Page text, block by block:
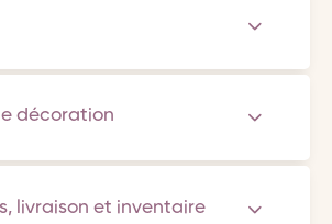
décoration
livraison et inventaire